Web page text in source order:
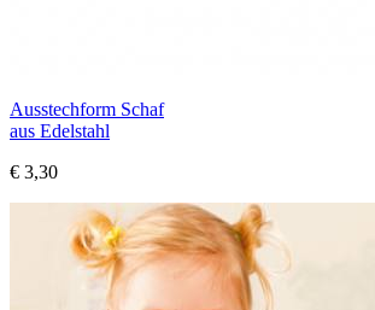
Ausstechform Schaf
aus Edelstahl
€ 3,30